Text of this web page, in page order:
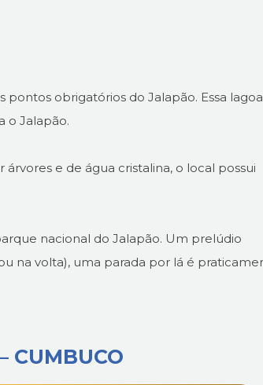
obrigatórios do Jalapão. Essa
o Jalapão.
e de água cristalina, o local possui
nacional do Jalapão. Um prelúdio
na volta), uma parada por lá é
CUMBUCO